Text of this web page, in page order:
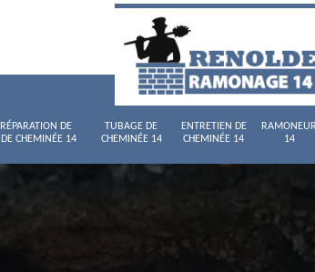
DE
CHEMINÉE 14
TUBAGE DE
CHEMINÉE 14
ENTRETIEN DE
CHEMINÉE 14
RAMONEUR
14